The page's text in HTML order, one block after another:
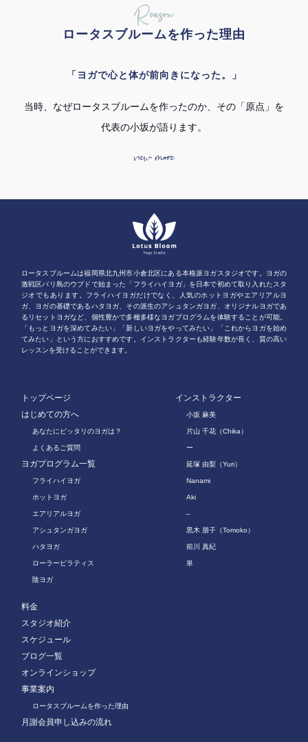
Reason
ロータスブルームを作った理由
「ヨガで心と体が前向きになった。」
当時、なぜロータスブルームを作ったのか、その「原点」を
代表の小坂が語ります。
view more
ロータスブルームは福岡県北九州市小倉北区にある本格派ヨガスタジオです。ヨガの
激戦区バリ島のウブドで始まった「フライハイヨガ」を日本で初めて取り入れたスタ
ジオでもあります。フライハイヨガだけでなく、人気のホットヨガやエアリアルヨ
ガ、ヨガの基礎であるハタヨガ、その派生のアシュタンガヨガ、オリジナルヨガであ
るリセットヨガなど、個性豊かで多種多様なヨガプログラムを体験することが可能。
「もっとヨガを深めてみたい」「新しいヨガをやってみたい」「これからヨガを始め
てみたい」という方におすすめです。インストラクターも経験年数が長く、質の高い
レッスンを受けることができます。
トップページ
はじめての方へ
あなたにピッタリのヨガは？
よくあるご質問
ヨガプログラム一覧
フライハイヨガ
ホットヨガ
エアリアルヨガ
アシュタンガヨガ
ハタヨガ
ローラーピラティス
陰ヨガ
インストラクター
小坂 麻美
片山 千花（Chika）
ー
延塚 由梨（Yuri）
Nanami
Aki
–
黒木 朋子（Tomoko）
前川 真紀
単
料金
スタジオ紹介
スケジュール
ブログ一覧
オンラインショップ
事業案内
ロータスブルームを作った理由
月謝会員申し込みの流れ